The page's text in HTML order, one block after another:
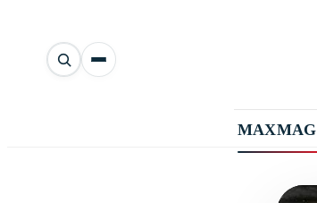
Αναζήτηση
άρθρων
MAXMAG